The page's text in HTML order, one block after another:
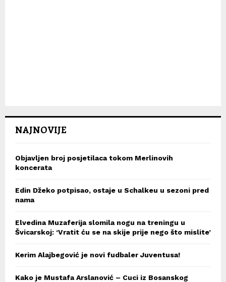
NAJNOVIJE
Objavljen broj posjetilaca tokom Merlinovih
koncerata
Edin Džeko potpisao, ostaje u Schalkeu u sezoni pred
nama
Elvedina Muzaferija slomila nogu na treningu u
Švicarskoj: ‘Vratit ću se na skije prije nego što mislite’
Kerim Alajbegović je novi fudbaler Juventusa!
Kako je Mustafa Arslanović – Cuci iz Bosanskog